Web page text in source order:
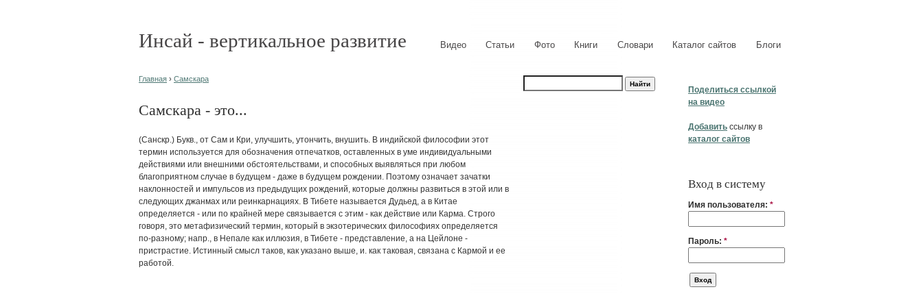
Инсай - вертикальное развитие Видео Статьи Фото Книги Словари Каталог сайтов Блоги
Поделиться ссылкой
на видео
Добавить ссылку в
каталог сайтов
Вход в систему
Имя пользователя: *
Пароль: *
Главная › Самскара
Самскара - это...
(Санскр.) Букв., от Сам и Кри, улучшить, утончить, внушить. В индийской философии этот
термин используется для обозначения отпечатков, оставленных в уме индивидуальными
действиями или внешними обстоятельствами, и способных выявляться при любом
благоприятном случае в будущем - даже в будущем рождении. Поэтому означает зачатки
наклонностей и импульсов из предыдущих рождений, которые должны развиться в этой или в
следующих джанмах или реинкарнациях. В Тибете называется Дудьед, а в Китае
определяется - или по крайней мере связывается с этим - как действие или Карма. Строго
говоря, это метафизический термин, который в экзотерических философиях определяется
по-разному; напр., в Непале как иллюзия, в Тибете - представление, а на Цейлоне -
пристрастие. Истинный смысл таков, как указано выше, и. как таковая, связана с Кармой и ее
работой.